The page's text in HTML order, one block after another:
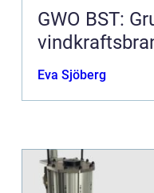
GWO BST:
Eva Sjöberg